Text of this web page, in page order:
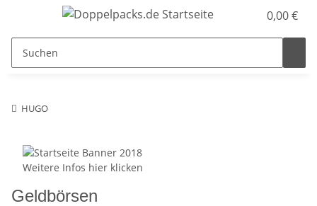
0,00 €
HUGO
Weitere Infos hier klicken
Geldbörsen